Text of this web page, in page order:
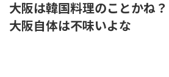
大阪は韓国料理のことかね？
大阪自体は不味いよな